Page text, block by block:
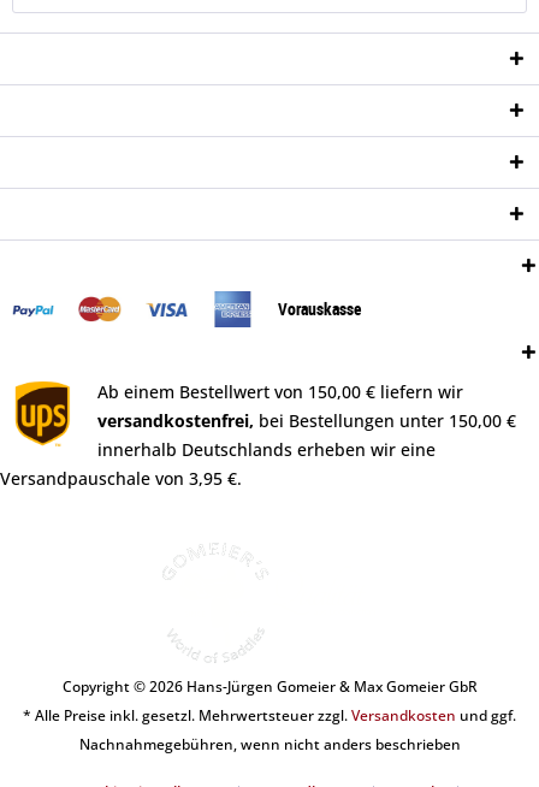
Vorauskasse
Ab einem Bestellwert von 150,00 € liefern wir
versandkostenfrei, bei Bestellungen unter 150,00 €
innerhalb Deutschlands erheben wir eine
Versandpauschale von 3,95 €.
Copyright © 2026 Hans-Jürgen Gomeier & Max Gomeier GbR
* Alle Preise inkl. gesetzl. Mehrwertsteuer zzgl.Versandkosten und ggf.
Nachnahmegebühren, wenn nicht anders beschrieben